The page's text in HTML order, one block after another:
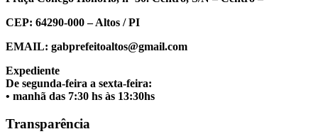
CEP: 64290-000 – Altos / PI
EMAIL: gabprefeitoaltos@gmail.com
Expediente
De segunda-feira a sexta-feira:
• manhã das 7:30 hs às 13:30hs
Transparência